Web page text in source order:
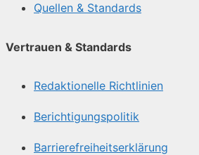
Quellen & Standards
Vertrauen & Standards
Redaktionelle Richtlinien
Berichtigungspolitik
Barrierefreiheitserklärung